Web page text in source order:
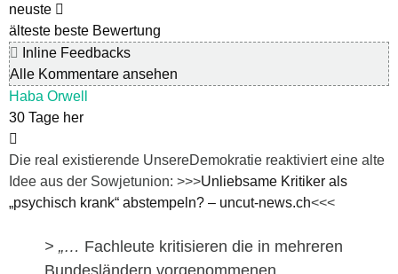
neuste
älteste beste Bewertung
Inline Feedbacks
Alle Kommentare ansehen
Haba Orwell
30 Tage her
Die real existierende UnsereDemokratie reaktiviert eine alte
Idee aus der Sowjetunion: >>>Unliebsame Kritiker als
„psychisch krank“ abstempeln? – uncut-news.ch<<<
> „… Fachleute kritisieren die in mehreren
Bundesländern vorgenommenen